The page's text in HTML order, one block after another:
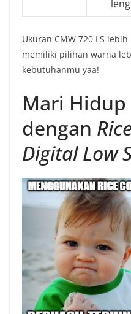
Ukuran CMW 720 LS
memiliki pilihan warna
kebutuhanmu yaa!
Mari Hidup
dengan
Digital Low